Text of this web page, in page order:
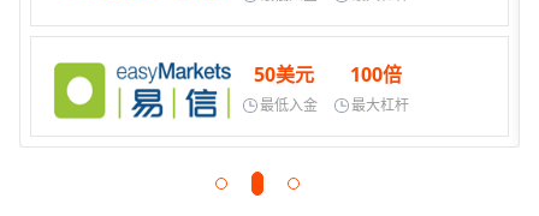
50美元
最低入金
100倍
最大杠杆